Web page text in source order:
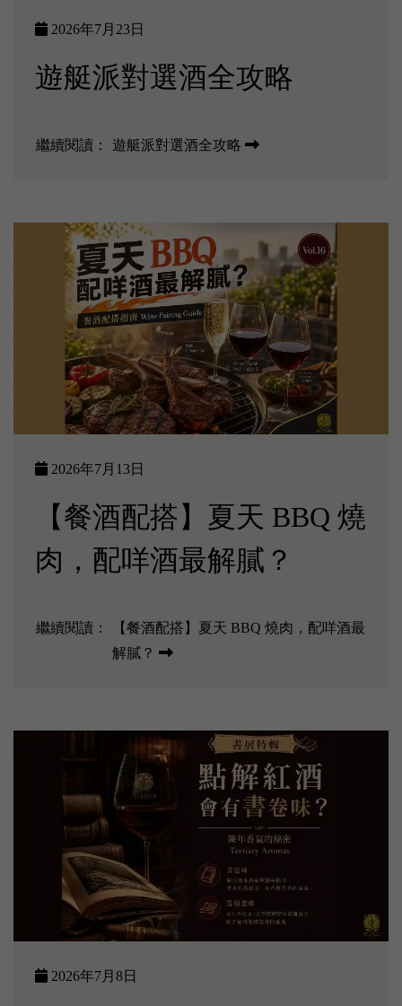
2026年7月23日
遊艇派對選酒全攻略
繼續閱讀： 遊艇派對選酒全攻略
2026年7月13日
【餐酒配搭】夏天 BBQ 燒
肉，配咩酒最解膩？
繼續閱讀：
【餐酒配搭】夏天 BBQ 燒肉，配咩酒最
解膩？
2026年7月8日